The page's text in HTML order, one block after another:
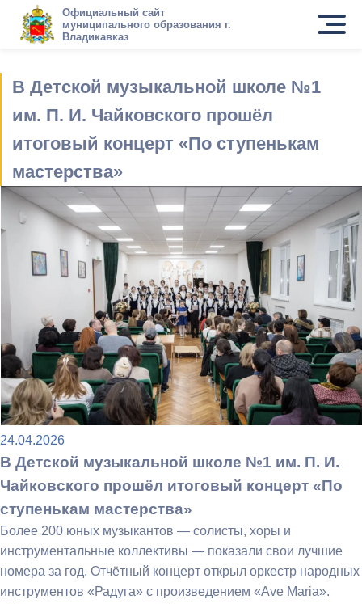
Официальный сайт
муниципального образования г.
Владикавказ
В Детской музыкальной школе №1
им. П. И. Чайковского прошёл
итоговый концерт «По ступенькам
мастерства»
24.04.2026
В Детской музыкальной школе №1 им. П. И.
Чайковского прошёл итоговый концерт «По
ступенькам мастерства»
Более 200 юных музыкантов — солисты, хоры и
инструментальные коллективы — показали свои лучшие
номера за год. Отчётный концерт открыл оркестр народных
инструментов «Радуга» с произведением «Ave Maria».